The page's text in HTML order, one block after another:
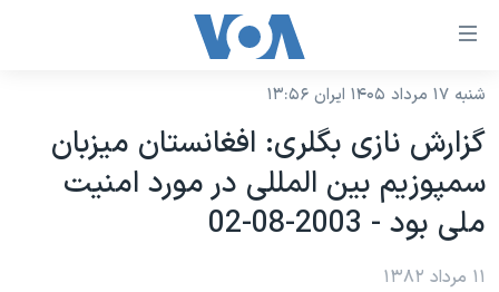
لینکهای
دسترسی
جهش
محتوای
اصلی
نسخه سبک وب‌سایت
موضوع ها
ایران
آمریکا
برنامه های تلویزیونی
جدول برنامه ها
شنبه ۱۷ مرداد ۱۴۰۵ ایران ۱۳:۵۶
گزارش نازی بگلری: افغانستان ميزبان
سمپوزيم بين المللی در مورد امنيت
ملی بود - 2003-08-02
۱۱ مرداد ۱۳۸۲